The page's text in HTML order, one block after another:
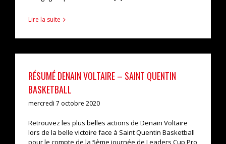
Lire la suite
RÉSUMÉ DENAIN VOLTAIRE – SAINT QUENTIN
BASKETBALL
mercredi 7 octobre 2020
Retrouvez les plus belles actions de Denain Voltaire
lors de la belle victoire face à Saint Quentin Basketball
pour le compte de la 5ème journée de Leaders Cup Pro